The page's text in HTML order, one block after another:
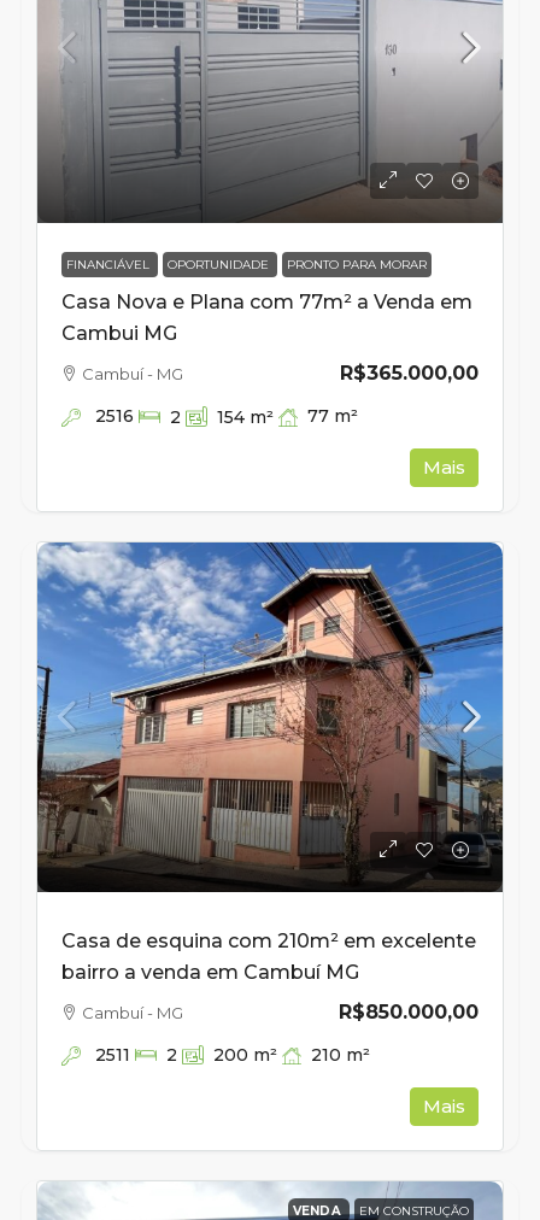
FINANCIÁVEL OPORTUNIDADE PRONTO PARA MORAR
Casa Nova e Plana com 77m² a Venda em
Cambui MG
R$365.000,00
Cambuí - MG
2516 2 154 m² 77 m²
Mais
Casa de esquina com 210m² em excelente
bairro a venda em Cambuí MG
R$850.000,00
Cambuí - MG
2511 2 200 m² 210 m²
Mais
VENDA EM CONSTRUÇÃO